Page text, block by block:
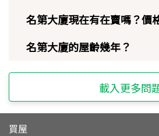
名第大廈現在有在賣嗎？價
名第大廈的屋齡幾年？
載入更多問
買屋